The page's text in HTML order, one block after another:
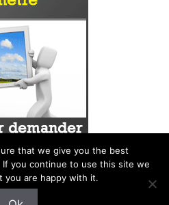
that we give you the best
you continue to use this site we
you are happy with it.